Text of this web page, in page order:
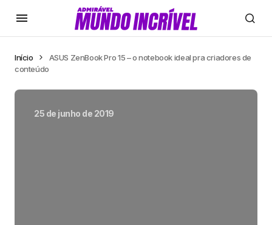
Início
ASUS ZenBook Pro 15 – o notebook ideal pra criadores de
conteúdo
25 de junho de 2019